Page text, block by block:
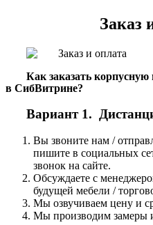
Заказ
Как заказать корпусную
в СибВитрине?
Вариант 1.
Вы звоните нам /
пишите в социальных
звонок на сайте.
Обсуждаете с
будущей мебели /
Мы озвучиваем цену и
Мы производим замеры